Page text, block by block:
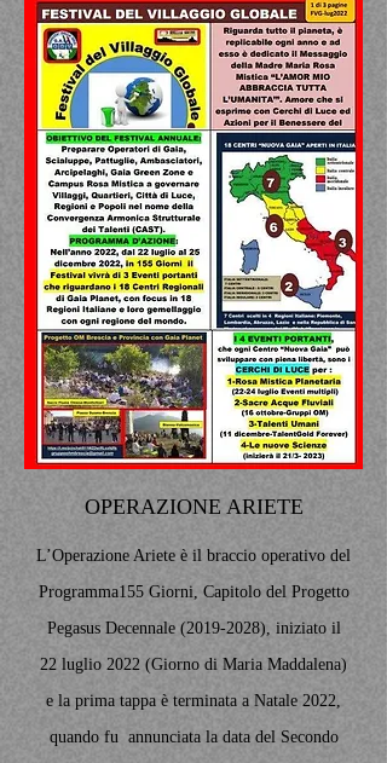
OPERAZIONE ARIETE
L’Operazione Ariete è il braccio operativo del
Programma155 Giorni, Capitolo del Progetto
Pegasus Decennale (2019-2028), iniziato il
22 luglio 2022 (Giorno di Maria Maddalena)
e la prima tappa è terminata a Natale 2022,
quando fu annunciata la data del Secondo